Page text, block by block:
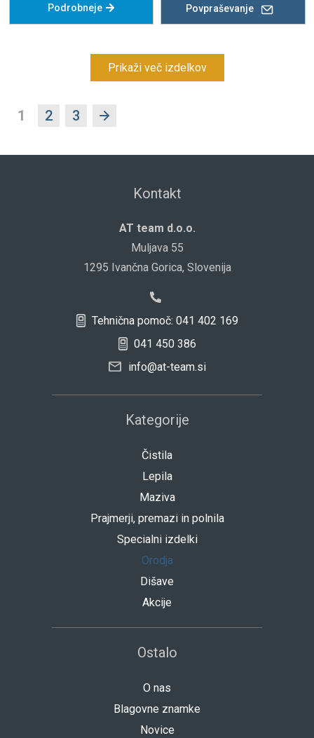
Podrobneje Povpraševanje
Prikaži več izdelkov
1 2 3
Kontakt
AT team d.o.o.
Muljava 55
1295 Ivančna Gorica, Slovenija
Tehnična pomoč: 041 402 169
041 450 386
info@at-team.si
Kategorije
Čistila
Lepila
Maziva
Prajmerji, premazi in polnila
Specialni izdelki
Orodja
Dišave
Akcije
Ostalo
O nas
Blagovne znamke
Novice